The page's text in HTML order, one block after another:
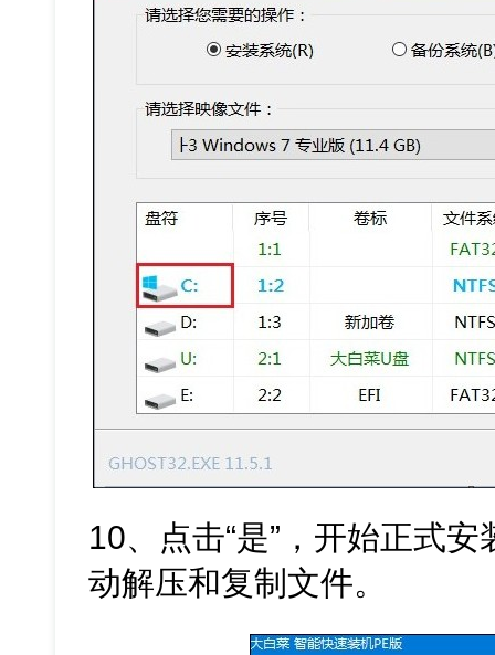
10、点击“是”，开始正式
动解压和复制文件。